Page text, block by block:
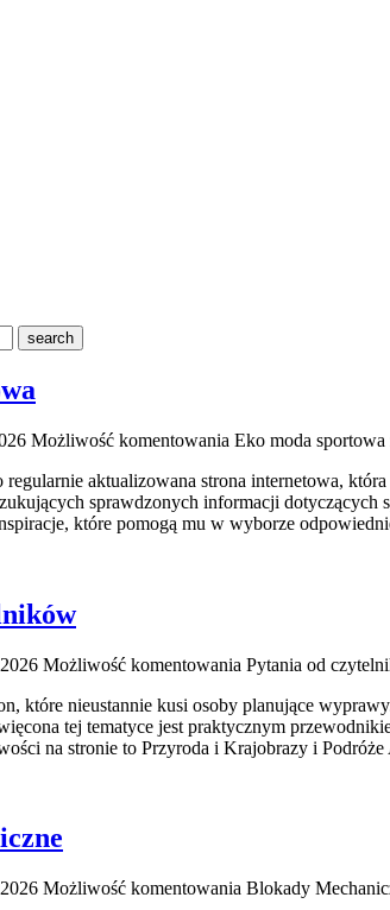
Możliwość komentowania Eko moda sportowa
aktualizowana strona internetowa,
sprawdzonych informacji
które pomogą mu w wyborze
Możliwość komentowania Pytania od
które nieustannie kusi osoby planujące
tej tematyce jest praktycznym
na stronie to Przyroda i Krajobrazy i
Możliwość komentowania Blokady